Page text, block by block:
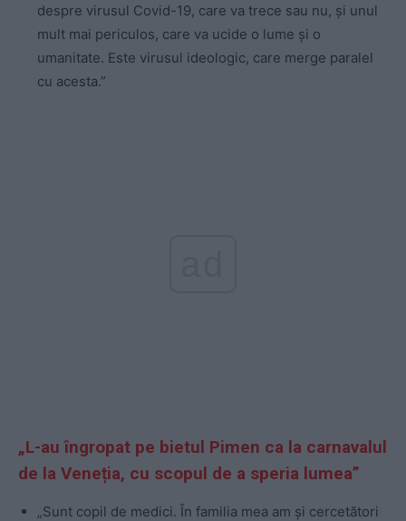
despre virusul Covid-19, care va trece sau nu, și unul
mult mai periculos, care va ucide o lume și o
umanitate. Este virusul ideologic, care merge paralel
cu acesta.”
„L-au îngropat pe bietul Pimen ca la carnavalul
de la Veneția, cu scopul de a speria lumea”
„Sunt copil de medici. În familia mea am și cercetători